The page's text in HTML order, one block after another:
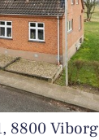
8800 Viborg